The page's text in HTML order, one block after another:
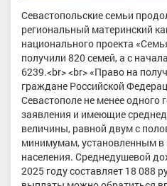
Севастопольские семьи
региональный материнский
национального проекта
получили 820 семей, а с
6239.<br> <br> «Право на
граждане Российской
Севастополе не менее одного
заявления и имеющие
величины, равной двум с
минимумам, установленным в
населения. Среднедушевой
2025 году составляет 18 088